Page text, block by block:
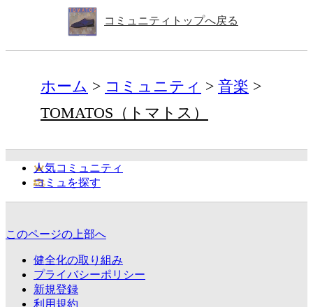
コミュニティトップへ戻る
ホーム コミュニティ
音楽
TOMATOS（トマトス）
人気コミュニティ
コミュを探す
このページの上部へ
健全化の取り組み
プライバシーポリシー
新規登録
利用規約